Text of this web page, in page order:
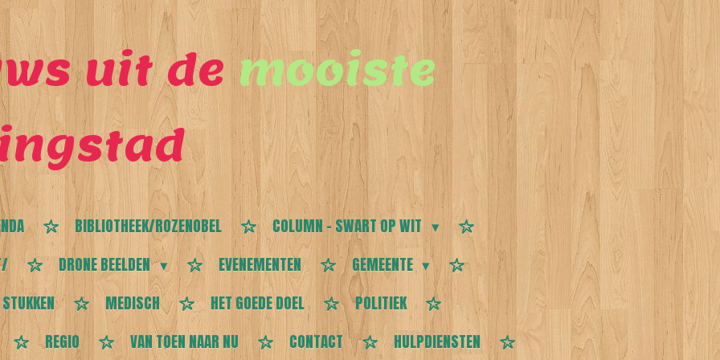
uit demooiste
BIBLIOTHEEK/ROZENOBEL
COLUMN - SWART OP WIT
DRONE BEELDEN EVENEMENTEN
GEMEENTE
MEDISCH HET GOEDE DOEL
POLITIEK
REGIO VAN TOEN NAAR NU CONTACT
HULPDIENSTEN